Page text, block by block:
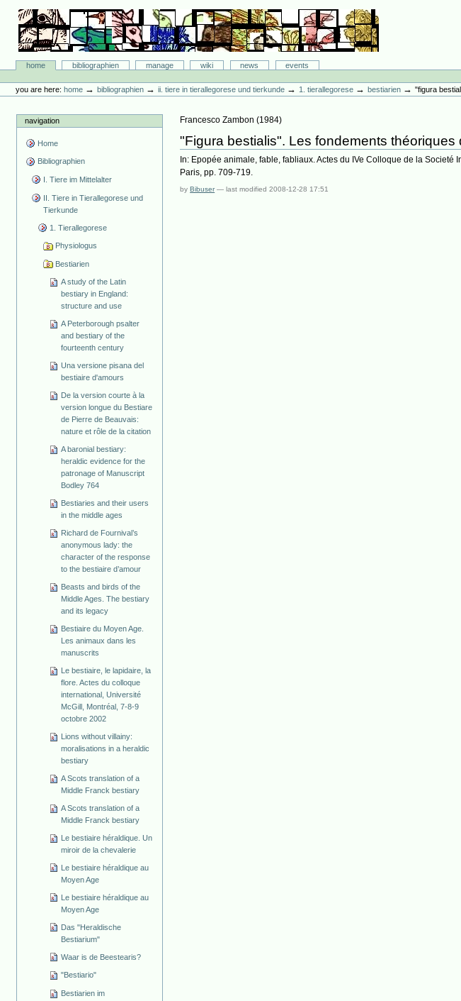
content.
navigation
Bibliographie-Portal
Sectionshome bibliographien manage wiki news
events
tools
you are here: home →bibliographien →ii. tiere in tierallegorese und tierkunde →1. tierallegorese →bestiarien →"figura
navigation
Home
Bibliographien
I. Tiere im Mittelalter
II. Tiere in Tierallegorese und
Tierkunde
1. Tierallegorese
Physiologus
Bestiarien
A study of the Latin
bestiary in England:
structure and use
A Peterborough psalter
and bestiary of the
fourteenth century
Una versione pisana del
bestiaire d'amours
De la version courte à la
version longue du Bestiare
de Pierre de Beauvais:
nature et rôle de la citation
A baronial bestiary:
heraldic evidence for the
patronage of Manuscript
Bodley 764
Bestiaries and their users
in the middle ages
Richard de Fournival’s
anonymous lady: the
character of the response
to the bestiaire d’amour
Beasts and birds of the
Middle Ages. The bestiary
and its legacy
Bestiaire du Moyen Age.
Les animaux dans les
manuscrits
Le bestiaire, le lapidaire, la
flore. Actes du colloque
international, Université
McGill, Montréal, 7-8-9
octobre 2002
Lions without villainy:
moralisations in a heraldic
bestiary
A Scots translation of a
Middle Franck bestiary
A Scots translation of a
Middle Franck bestiary
Le bestiaire héraldique. Un
miroir de la chevalerie
Le bestiaire héraldique au
Moyen Age
Le bestiaire héraldique au
Moyen Age
Das "Heraldische
Bestiarium"
Waar is de Beestearis?
"Bestiario"
Bestiarien im
Francesco Zambon (1984)
"Figura bestialis". Les fondements théoriques
In: Epopée animale, fable, fabliaux. Actes du IVe Colloque de la
Paris, pp. 709-719.
byBibuser —last modified2008-12-28 17:51